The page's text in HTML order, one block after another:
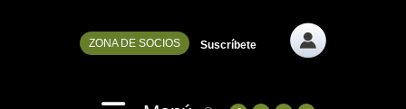
ZONA DE SOCIOS Suscríbete